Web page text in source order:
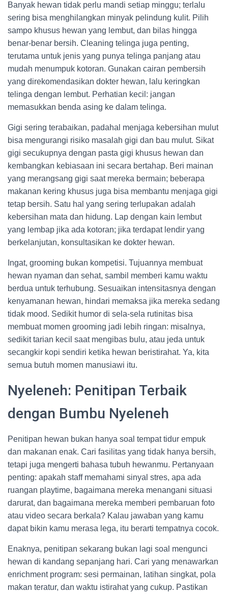
Banyak hewan tidak perlu mandi setiap minggu; terlalu
sering bisa menghilangkan minyak pelindung kulit. Pilih
sampo khusus hewan yang lembut, dan bilas hingga
benar-benar bersih. Cleaning telinga juga penting,
terutama untuk jenis yang punya telinga panjang atau
mudah menumpuk kotoran. Gunakan cairan pembersih
yang direkomendasikan dokter hewan, lalu keringkan
telinga dengan lembut. Perhatian kecil: jangan
memasukkan benda asing ke dalam telinga.
Gigi sering terabaikan, padahal menjaga kebersihan mulut
bisa mengurangi risiko masalah gigi dan bau mulut. Sikat
gigi secukupnya dengan pasta gigi khusus hewan dan
kembangkan kebiasaan ini secara bertahap. Beri mainan
yang merangsang gigi saat mereka bermain; beberapa
makanan kering khusus juga bisa membantu menjaga gigi
tetap bersih. Satu hal yang sering terlupakan adalah
kebersihan mata dan hidung. Lap dengan kain lembut
yang lembap jika ada kotoran; jika terdapat lendir yang
berkelanjutan, konsultasikan ke dokter hewan.
Ingat, grooming bukan kompetisi. Tujuannya membuat
hewan nyaman dan sehat, sambil memberi kamu waktu
berdua untuk terhubung. Sesuaikan intensitasnya dengan
kenyamanan hewan, hindari memaksa jika mereka sedang
tidak mood. Sedikit humor di sela-sela rutinitas bisa
membuat momen grooming jadi lebih ringan: misalnya,
sedikit tarian kecil saat mengibas bulu, atau jeda untuk
secangkir kopi sendiri ketika hewan beristirahat. Ya, kita
semua butuh momen manusiawi itu.
Nyeleneh: Penitipan Terbaik
dengan Bumbu Nyeleneh
Penitipan hewan bukan hanya soal tempat tidur empuk
dan makanan enak. Cari fasilitas yang tidak hanya bersih,
tetapi juga mengerti bahasa tubuh hewanmu. Pertanyaan
penting: apakah staff memahami sinyal stres, apa ada
ruangan playtime, bagaimana mereka menangani situasi
darurat, dan bagaimana mereka memberi pembaruan foto
atau video secara berkala? Kalau jawaban yang kamu
dapat bikin kamu merasa lega, itu berarti tempatnya cocok.
Enaknya, penitipan sekarang bukan lagi soal mengunci
hewan di kandang sepanjang hari. Cari yang menawarkan
enrichment program: sesi permainan, latihan singkat, pola
makan teratur, dan waktu istirahat yang cukup. Pastikan